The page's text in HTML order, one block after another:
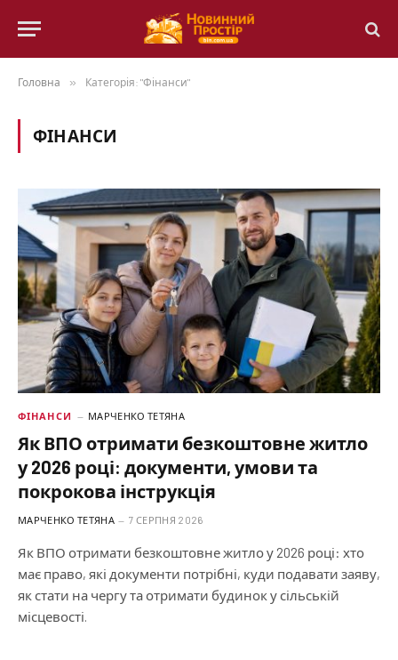
Головна » Категорія: "Фінанси"
ФІНАНСИ
ФІНАНСИ МАРЧЕНКО ТЕТЯНА
Як ВПО отримати безкоштовне житло
у 2026 році: документи, умови та
покрокова інструкція
МАРЧЕНКО ТЕТЯНА 7 СЕРПНЯ 2026
Як ВПО отримати безкоштовне житло у 2026 році: хто
має право, які документи потрібні, куди подавати заяву,
як стати на чергу та отримати будинок у сільській
місцевості.